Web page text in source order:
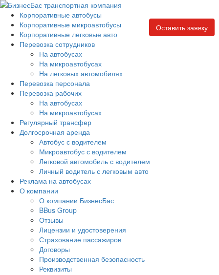
Оставить заявку
Корпоративные автобусы
Корпоративные микроавтобусы
Корпоративные легковые авто
Перевозка сотрудников
На автобусах
На микроавтобусах
На легковых автомобилях
Перевозка персонала
Перевозка рабочих
На автобусах
На микроавтобусах
Регулярный трансфер
Долгосрочная аренда
Автобус с водителем
Микроавтобус с водителем
Легковой автомобиль с водителем
Личный водитель с легковым авто
Реклама на автобусах
О компании
О компании БизнесБас
BBus Group
Отзывы
Лицензии и удостоверения
Страхование пассажиров
Договоры
Производственная безопасность
Реквизиты